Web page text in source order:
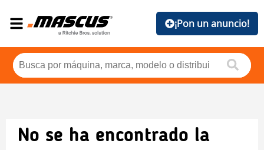
¡Pon un anuncio!
No se ha encontrado la